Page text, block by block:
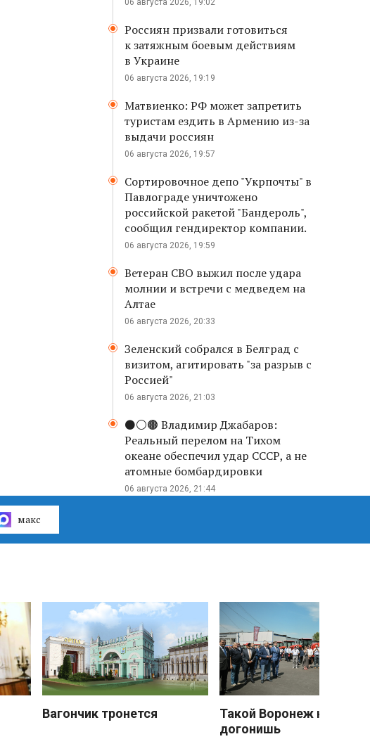
06 августа 2026, 19:02
Россиян призвали готовиться
к затяжным боевым действиям
в Украине
06 августа 2026, 19:19
Матвиенко: РФ может запретить
туристам ездить в Армению из-за
выдачи россиян
06 августа 2026, 19:57
Сортировочное депо "Укрпочты" в
Павлограде уничтожено
российской ракетой "Бандероль",
сообщил гендиректор компании.
06 августа 2026, 19:59
Ветеран СВО выжил после удара
молнии и встречи с медведем на
Алтае
06 августа 2026, 20:33
Зеленский собрался в Белград с
визитом, агитировать "за разрыв с
Россией"
06 августа 2026, 21:03
⚫️⚪️🟤 Владимир Джабаров:
Реальный перелом на Тихом
океане обеспечил удар СССР, а не
атомные бомбардировки
06 августа 2026, 21:44
макс
Вагончик тронется
Такой Воронеж не
догонишь